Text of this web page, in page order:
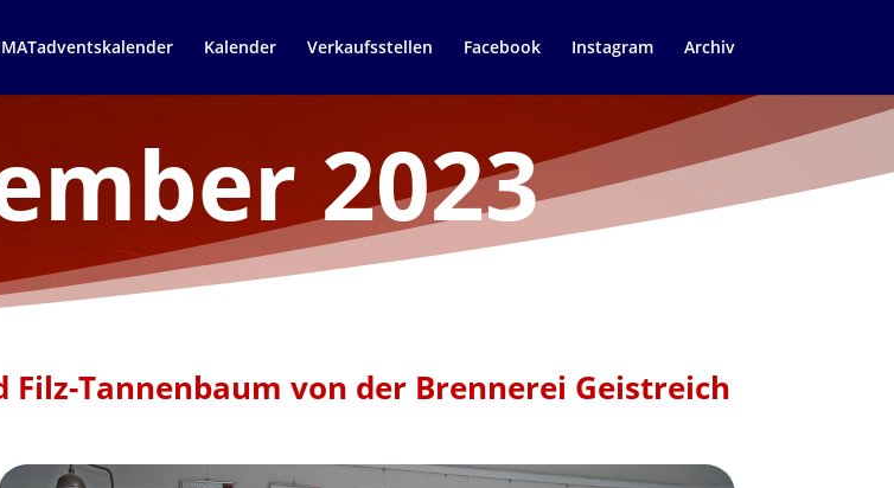
Kalender Verkaufsstellen Facebook Instagram Archiv
2023
Tannenbaum von der Brennerei Geistreich